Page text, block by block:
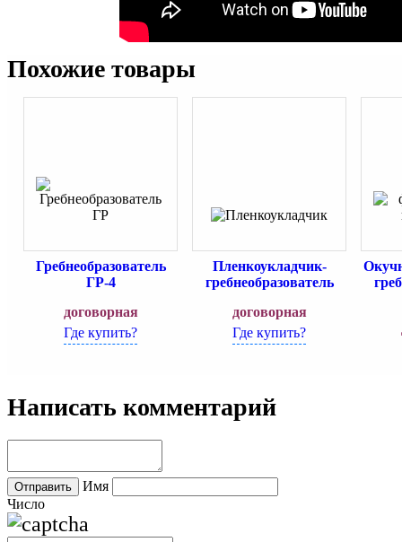
Похожие товары
Гребнеобразователь
ГР-4
договорная
Где купить?
Пленкоукладчик-
гребнеобразователь
договорная
Где купить?
Написать комментарий
Имя
Число